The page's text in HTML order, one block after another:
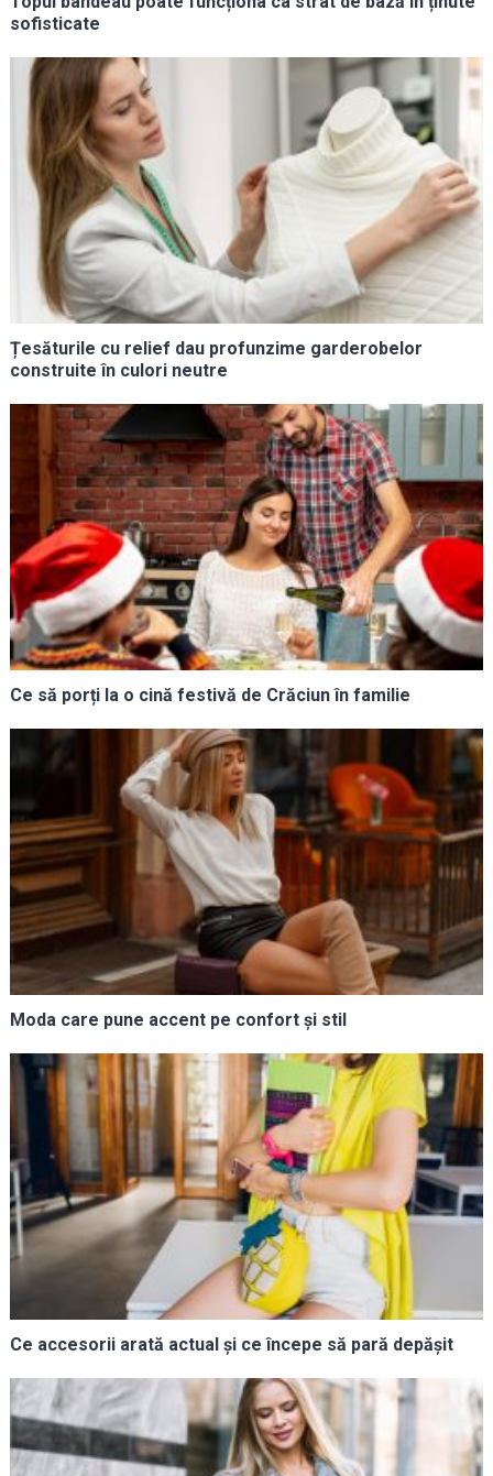
sofisticate
Țesăturile cu relief dau profunzime garderobelor
construite în culori neutre
Ce să porți la o cină festivă de Crăciun în familie
Moda care pune accent pe confort și stil
Ce accesorii arată actual și ce începe să pară depășit